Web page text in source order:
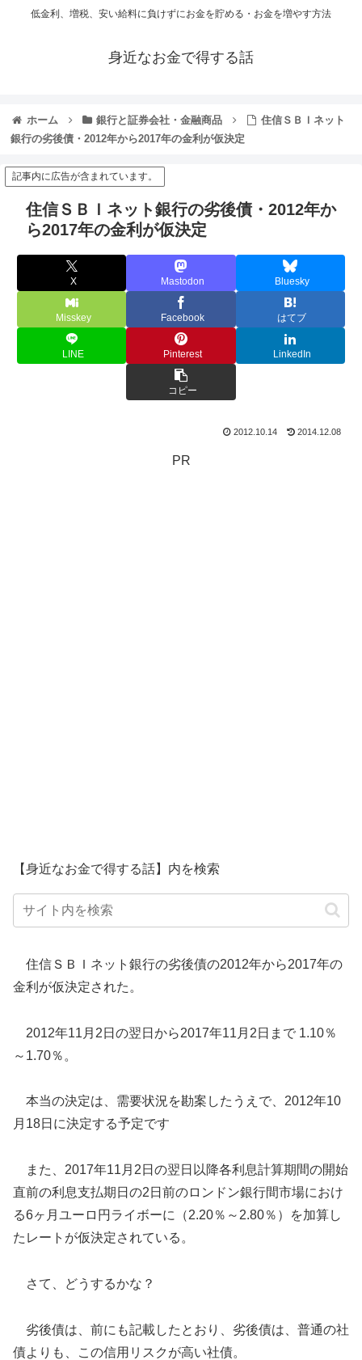
低金利、増税、安い給料に負けずにお金を貯める・お金を増やす方法
身近なお金で得する話
ホーム 銀行と証券会社・金融商品
住信ＳＢＩネット
銀行の劣後債・2012年から2017年の金利が仮決定
記事内に広告が含まれています。
住信ＳＢＩネット銀行の劣後債・2012年か
ら2017年の金利が仮決定
X Mastodon Bluesky
Misskey Facebook はてブ
LINE Pinterest LinkedIn
コピー
2012.10.14 2014.12.08
PR
【身近なお金で得する話】内を検索
住信ＳＢＩネット銀行の劣後債の2012年から2017年の
金利が仮決定された。
2012年11月2日の翌日から2017年11月2日まで 1.10％
～1.70％。
本当の決定は、需要状況を勘案したうえで、2012年10
月18日に決定する予定です
また、2017年11月2日の翌日以降各利息計算期間の開始
直前の利息支払期日の2日前のロンドン銀行間市場におけ
る6ヶ月ユーロ円ライボーに（2.20％～2.80％）を加算し
たレートが仮決定されている。
さて、どうするかな？
劣後債は、前にも記載したとおり、劣後債は、普通の社
債よりも、この信用リスクが高い社債。